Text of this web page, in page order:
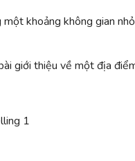
khoảng không gian
giới thiệu về một địa